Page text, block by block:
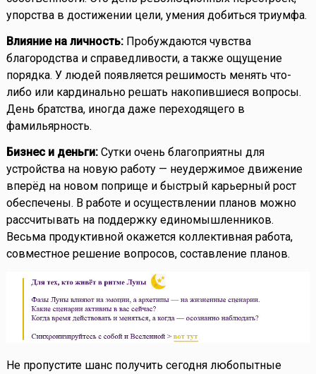
упорства в достижении цели, умения добиться триумфа.
Влияние на личность:Пробуждаются чувства
благородства и справедливости, а также ощущение
порядка. У людей появляется решимость менять что-
либо или кардинально решать накопившиеся вопросы.
День братства, иногда даже переходящего в
фамильярность.
Бизнес и деньги:Сутки очень благоприятны для
устройства на новую работу — неудержимое движение
вперёд на новом поприще и быстрый карьерный рост
обеспечены. В работе и осуществлении планов можно
рассчитывать на поддержку единомышленников.
Весьма продуктивной окажется коллективная работа,
совместное решение вопросов, составление планов.
Не пропустите шанс получить сегодня любопытные